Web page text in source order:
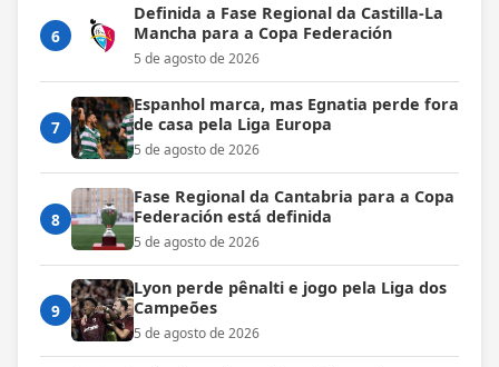
6
Definida a Fase Regional da Castilla-La
Mancha para a Copa Federación
5 de agosto de 2026
7
Espanhol marca, mas Egnatia perde fora
de casa pela Liga Europa
5 de agosto de 2026
8
Fase Regional da Cantabria para a Copa
Federación está definida
5 de agosto de 2026
9
Lyon perde pênalti e jogo pela Liga dos
Campeões
5 de agosto de 2026